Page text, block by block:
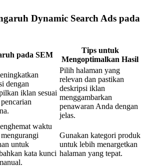
Dynamic Search Ads pada
pada SEM
Tips untuk
Mengoptimalkan Hasil
dengan
iklan sesuai
Pilih halaman yang
relevan dan pastikan
deskripsi iklan
menggambarkan
penawaran Anda dengan
jelas.
waktu
untuk
kata kunci
Gunakan kategori produk
untuk lebih menargetkan
halaman yang tepat.